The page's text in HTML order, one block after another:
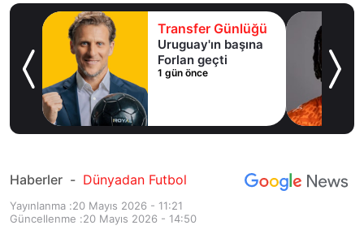
Transfer Günlüğü
Uruguay'ın başına
Forlan geçti
1 gün önce
Transfer
Real Madrid
oyuncuyla 7
sözleşme
Haberler - Dünyadan Futbol
Yayınlanma :20 Mayıs 2026 - 11:21
Güncellenme :20 Mayıs 2026 - 14:50